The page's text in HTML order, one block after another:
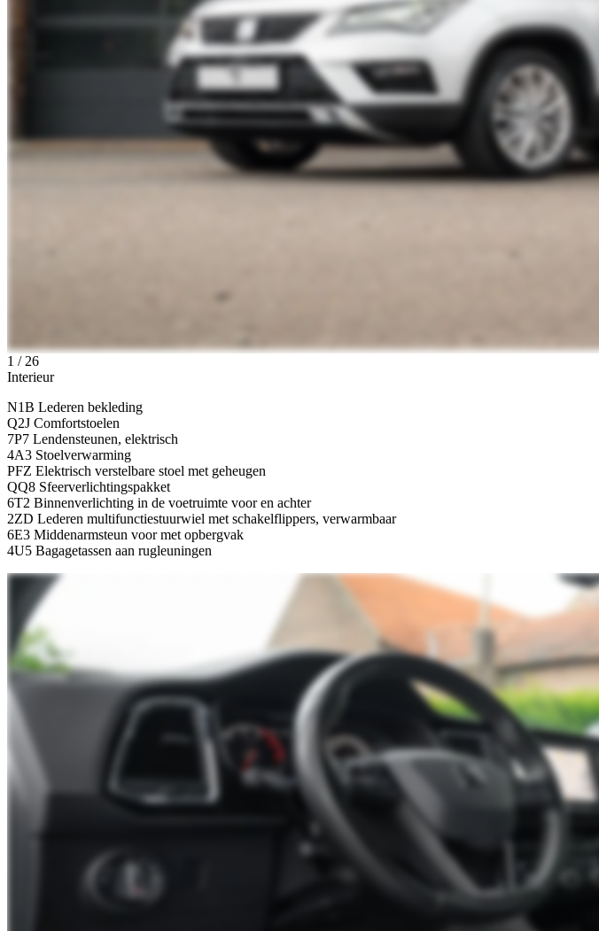
1 / 26
Interieur
N1B Lederen bekleding
Q2J Comfortstoelen
7P7 Lendensteunen, elektrisch
4A3 Stoelverwarming
PFZ Elektrisch verstelbare stoel met geheugen
QQ8 Sfeerverlichtingspakket
6T2 Binnenverlichting in de voetruimte voor en achter
2ZD Lederen multifunctiestuurwiel met schakelflippers, verwarmbaar
6E3 Middenarmsteun voor met opbergvak
4U5 Bagagetassen aan rugleuningen